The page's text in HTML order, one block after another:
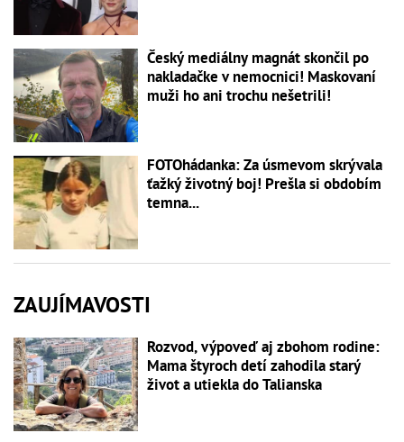
Český mediálny magnát skončil po
nakladačke v nemocnici! Maskovaní
muži ho ani trochu nešetrili!
FOTOhádanka: Za úsmevom skrývala
ťažký životný boj! Prešla si obdobím
temna...
ZAUJÍMAVOSTI
Rozvod, výpoveď aj zbohom rodine:
Mama štyroch detí zahodila starý
život a utiekla do Talianska